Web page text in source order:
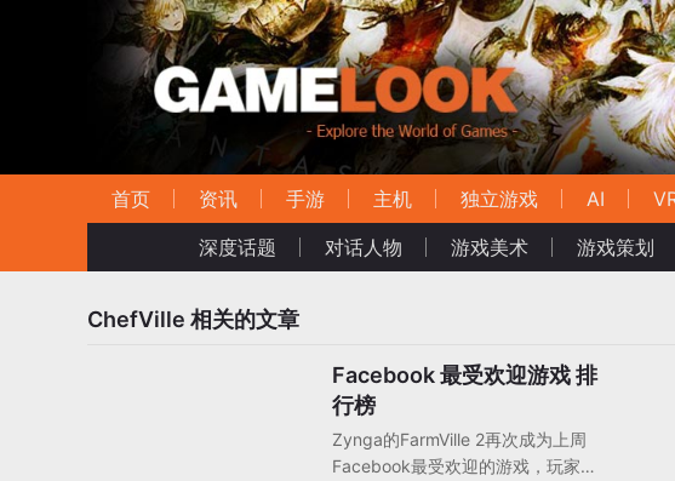
首页 资讯 手游 主机 独立游戏 AI
深度话题
对话人物 游戏美术 游戏策划
ChefVille 相关的文章
Facebook 最受欢迎游戏 排
行榜
Zynga的FarmVille 2再次成为上周
Facebook最受欢迎的游戏，玩家数